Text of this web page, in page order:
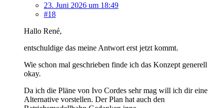
23. Juni 2026 um 18:49
#18
Hallo René,
entschuldige das meine Antwort erst jetzt kommt.
Wie schon mal geschrieben finde ich das Konzept generell
okay.
Da ich die Pläne von Ivo Cordes sehr mag will ich dir eine
Alternative vorstellen. Der Plan hat auch den